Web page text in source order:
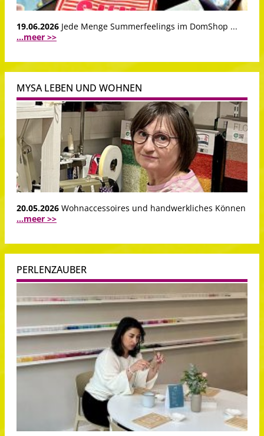
19.06.2026 Jede Menge Summerfeelings im DomShop ...
...meer >>
MYSA LEBEN UND WOHNEN
20.05.2026 Wohnaccessoires und handwerkliches Können
...meer >>
PERLENZAUBER